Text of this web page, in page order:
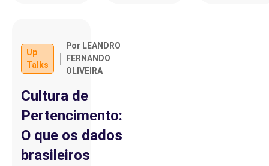
Up
Talks
Por LEANDRO
FERNANDO
OLIVEIRA
Cultura de
Pertencimento:
O que os dados
brasileiros